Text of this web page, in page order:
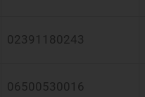
02391180243
06500530016